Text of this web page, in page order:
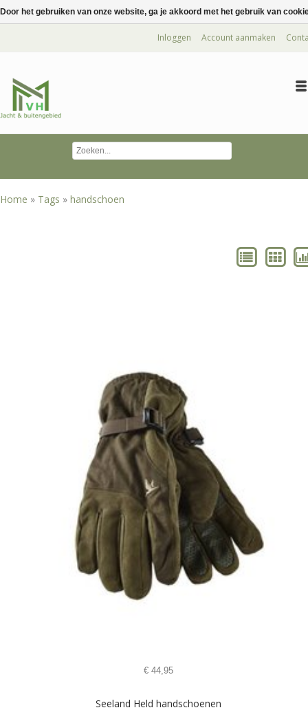
Inloggen Account aanmaken
Home » Tags » handschoen
€44,95
Seeland Held handschoenen
Door het gebruiken van onze website, ga je akkoord met het gebruik van